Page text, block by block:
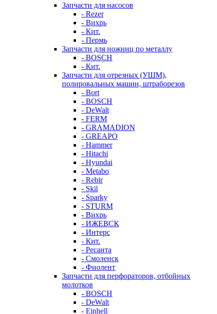
Запчасти для насосов
- Rezer
- Вихрь
- Кит.
- Пермь
Запчасти для ножниц по металлу
- BOSCH
- Кит.
Запчасти для отрезных (УШМ),
полировальных машин, штраборезов
- Bort
- BOSCH
- DeWalt
- FERM
- GRAMADION
- GREAPO
- Hammer
- Hitachi
- Hyundai
- Metabo
- Rebir
- Skil
- Sparky
- STURM
- Вихрь
- ИЖЕВСК
- Интерс
- Кит.
- Ресанта
- Смоленск
- Фиолент
Запчасти для перфораторов, отбойных
молотков
- BOSCH
- DeWalt
- Einhell